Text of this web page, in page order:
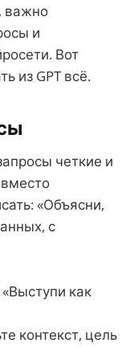
важно
и
Вот
из GPT всё.
четкие и
«Объясни,
с
как
контекст, цель